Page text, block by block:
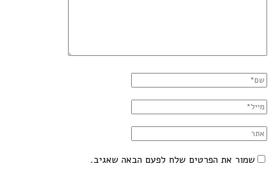
שמור את הפרטים שלח לפעם הבאה שאגיב.